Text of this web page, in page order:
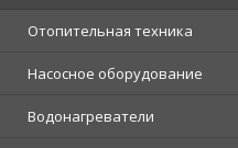
Отопительная техника
Насосное оборудование
Водонагреватели